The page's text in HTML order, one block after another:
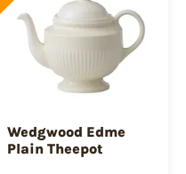
Wedgwood Edme
Plain Theepot